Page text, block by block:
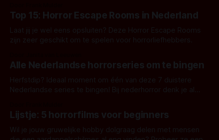
Top 15: Horror Escape Rooms in Nederland
Laat jij je wel eens opsluiten? Deze Horror Escape Rooms
zijn zeer geschikt om te spelen voor horrorliefhebbers.
Alle Nederlandse horrorseries om te bingen
Herfstdip? Ideaal moment om één van deze 7 duistere
Nederlandse series te bingen! Bij nederhorror denk je al
Amsterdamned of The Johnsons. Maar Nederlandse horror
is niet beperkt tot films. Hier een aantal Nederlandse tv-
series uit het duistere of horrorgenre. Als
Lijstje: 5 horrorfilms voor beginners
Wil je jouw gruwelijke hobby dolgraag delen met mensen